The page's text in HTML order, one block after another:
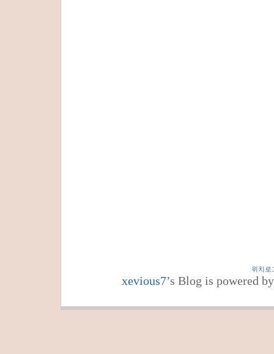
위치로
xevious7’s Blog is powered